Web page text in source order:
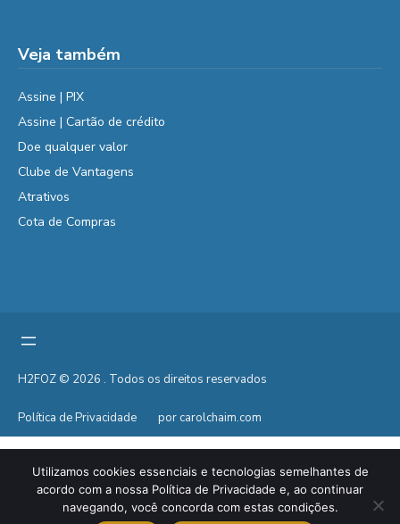
Veja também
Assine | PIX
Assine | Cartão de crédito
Doe qualquer valor
Clube de Vantagens
Atrativos
Cota de Compras
H2FOZ © 2026 . Todos os direitos reservados
Política de Privacidade por carolchaim.com
Utilizamos cookies essenciais e tecnologias semelhantes de
acordo com a nossa Política de Privacidade e, ao continuar
navegando, você concorda com estas condições.